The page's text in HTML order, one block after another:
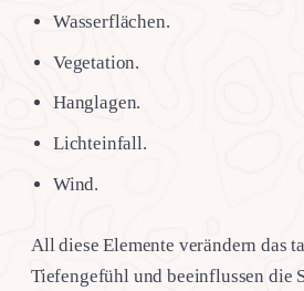
Wasserflächen.
Vegetation.
Hanglagen.
Lichteinfall.
Wind.
All diese Elemente verändern das
Tiefengefühl und beeinflussen die